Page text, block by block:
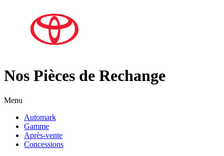
Nos Pièces de Rechange
Menu
Automark
Gamme
Après-vente
Concessions